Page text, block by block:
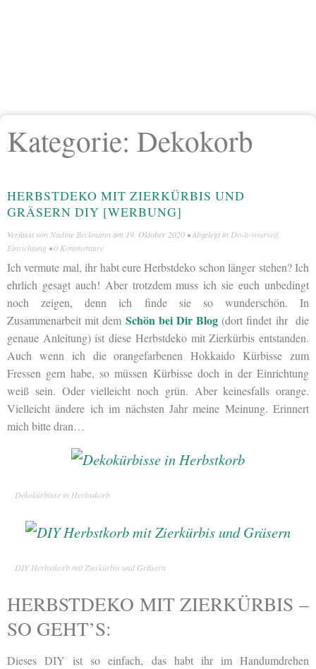
Kategorie: Dekokorb
HERBSTDEKO MIT ZIERKÜRBIS UND
GRÄSERN DIY [WERBUNG]
Verfasst von Nadine Beckmann am 19. Oktober 2020 • Abgelegt in Do-it-yourself,
Einrichtung •0 Kommentare
Ich vermute mal, ihr habt eure Herbstdeko schon länger stehen? Ich
ehrlich gesagt auch! Aber trotzdem muss ich sie euch unbedingt
noch zeigen, denn ich finde sie so wunderschön. In
Zusammenarbeit mit dem Schön bei Dir Blog (dort findet ihr die
genaue Anleitung) ist diese Herbstdeko mit Zierkürbis entstanden.
Auch wenn ich die orangefarbenen Hokkaido Kürbisse zum
Fressen gern habe, so müssen Kürbisse doch in der Einrichtung
weiß sein. Oder vielleicht noch grün. Aber keinesfalls orange.
Vielleicht ändere ich im nächsten Jahr meine Meinung. Erinnert
mich bitte dran…
Dekokürbisse in Herbstkorb
DIY Herbstkorb mit Zierkürbis und Gräsern
HERBSTDEKO MIT ZIERKÜRBIS –
SO GEHT’S:
Dieses DIY ist so einfach, das habt ihr im Handumdrehen